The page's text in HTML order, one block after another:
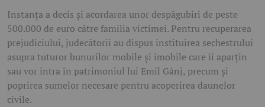
Instanța a decis și acordarea unor despăgubiri de peste
500.000 de euro către familia victimei. Pentru recuperarea
prejudiciului, judecătorii au dispus instituirea sechestrului
asupra tuturor bunurilor mobile și imobile care îi aparțin
sau vor intra în patrimoniul lui Emil Gânj, precum și
poprirea sumelor necesare pentru acoperirea daunelor
civile.